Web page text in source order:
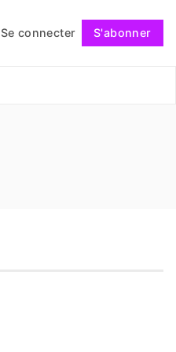
Se connecter S'abonner
Suivre